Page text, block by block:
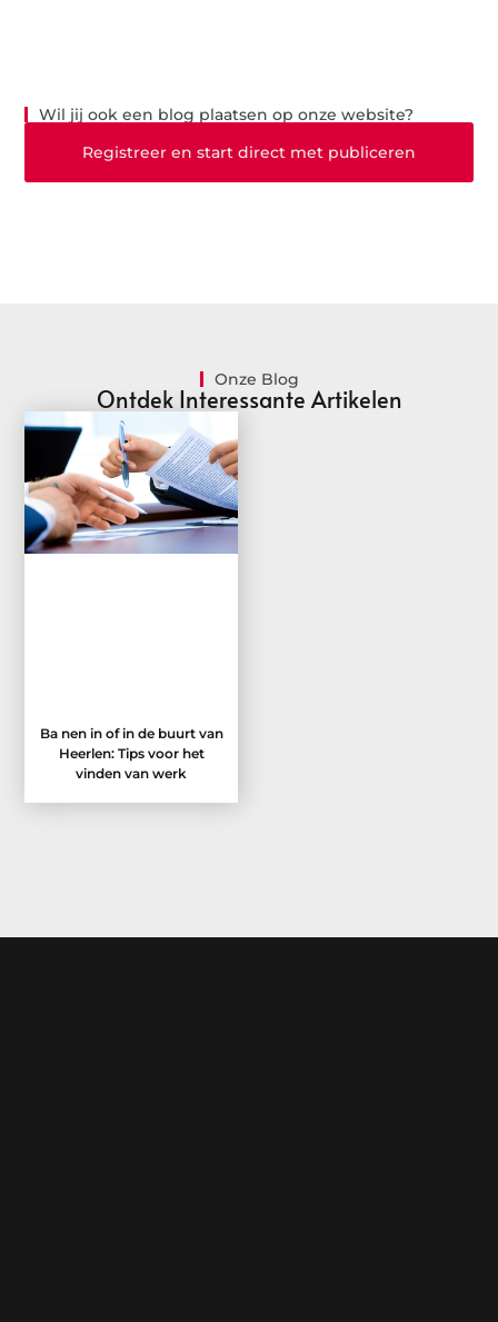
Wil jij ook een blog plaatsen op onze website?
Registreer en start direct met publiceren
Onze Blog
Ontdek Interessante Artikelen
Ba nen in of in de buurt van
Heerlen: Tips voor het
vinden van werk